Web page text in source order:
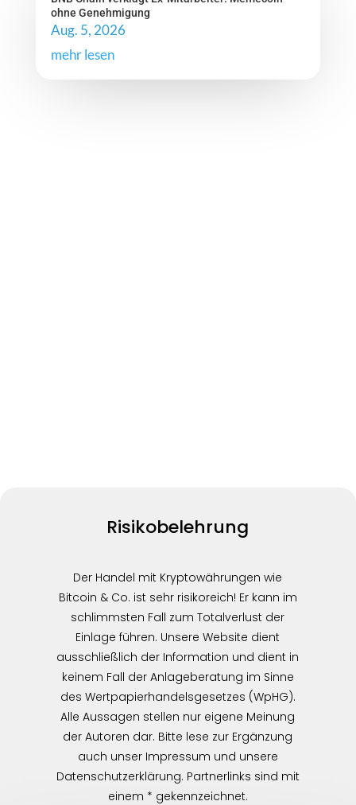
ohne Genehmigung
Aug. 5, 2026
mehr lesen
Risikobelehrung
Der Handel mit Kryptowährungen wie
Bitcoin & Co. ist sehr risikoreich! Er kann im
schlimmsten Fall zum Totalverlust der
Einlage führen. Unsere Website dient
ausschließlich der Information und dient in
keinem Fall der Anlageberatung im Sinne
des Wertpapierhandelsgesetzes (WpHG).
Alle Aussagen stellen nur eigene Meinung
der Autoren dar. Bitte lese zur Ergänzung
auch unser Impressum und unsere
Datenschutzerklärung. Partnerlinks sind mit
einem * gekennzeichnet.